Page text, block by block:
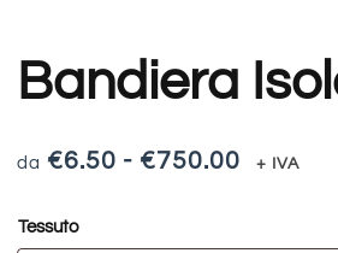
Bandiera
€6.50 - €750.00 + IVA
Tessuto